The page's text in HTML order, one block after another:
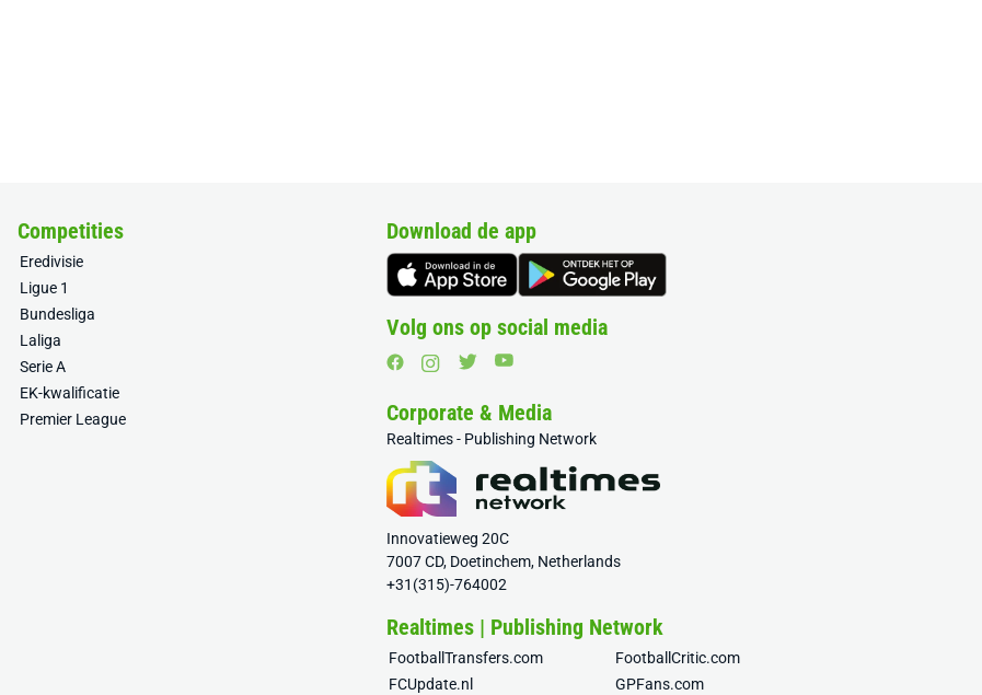
Competities
Eredivisie
Ligue 1
Bundesliga
Laliga
Serie A
EK-kwalificatie
Premier League
Download de app
Volg ons op social media
Corporate & Media
Realtimes - Publishing Network
Innovatieweg 20C
7007 CD, Doetinchem, Netherlands
+31(315)-764002
Realtimes | Publishing Network
FootballTransfers.com
FootballCritic.com
FCUpdate.nl
GPFans.com